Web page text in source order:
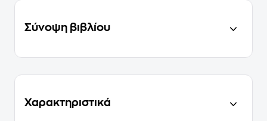
Σύνοψη βιβλίου
Χαρακτηριστικά